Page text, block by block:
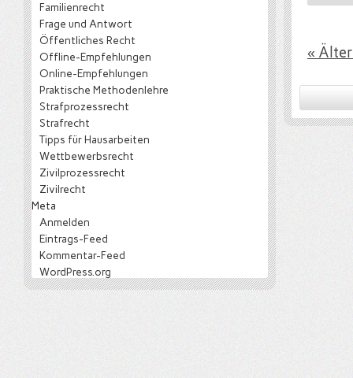
«
Familienrecht
Frage und Antwort
Öffentliches Recht
Offline-Empfehlungen
Online-Empfehlungen
Praktische Methodenlehre
Strafprozessrecht
Strafrecht
Tipps für Hausarbeiten
Wettbewerbsrecht
Zivilprozessrecht
Zivilrecht
Meta
Anmelden
Eintrags-Feed
Kommentar-Feed
WordPress.org